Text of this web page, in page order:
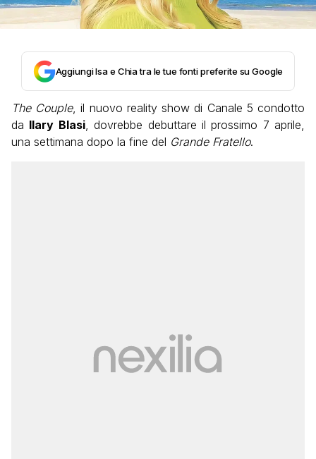
Aggiungi Isa e Chia tra le tue fonti preferite su Google
The Couple, il nuovo reality show di Canale 5 condotto
da Ilary Blasi, dovrebbe debuttare il prossimo 7 aprile,
una settimana dopo la fine del Grande Fratello.